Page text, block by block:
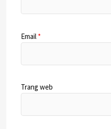
Email *
Trang web